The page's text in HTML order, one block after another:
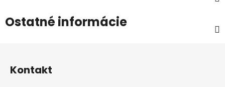
Ostatné informácie
Kontakt